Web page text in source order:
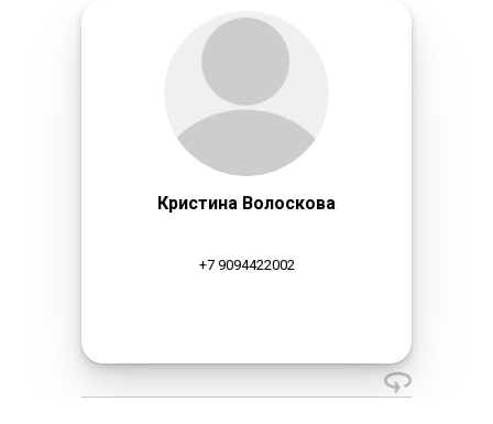
Кристина Волоскова
+7 9094422002